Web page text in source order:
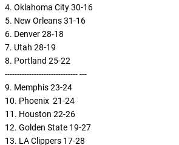
4. Oklahoma City 30-16
5. New Orleans 31-16
6. Denver 28-18
7. Utah 28-19
8. Portland 25-22
---------------------------------
9. Memphis 23-24
10. Phoenix 21-24
11. Houston 22-26
12. Golden State 19-27
13. LA Clippers 17-28